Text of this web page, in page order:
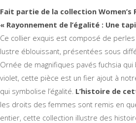
Fait partie de la collection Women’s
« Rayonnement de l’égalité : Une
Ce collier exquis est composé de
lustre éblouissant, présentées sous
Ornée de magnifiques pavés fuchsia qui
violet, cette pièce est un fier ajout à
qui symbolise l’égalité. L’histoire de
les droits des femmes sont remis en
entier, cette collection illustre des